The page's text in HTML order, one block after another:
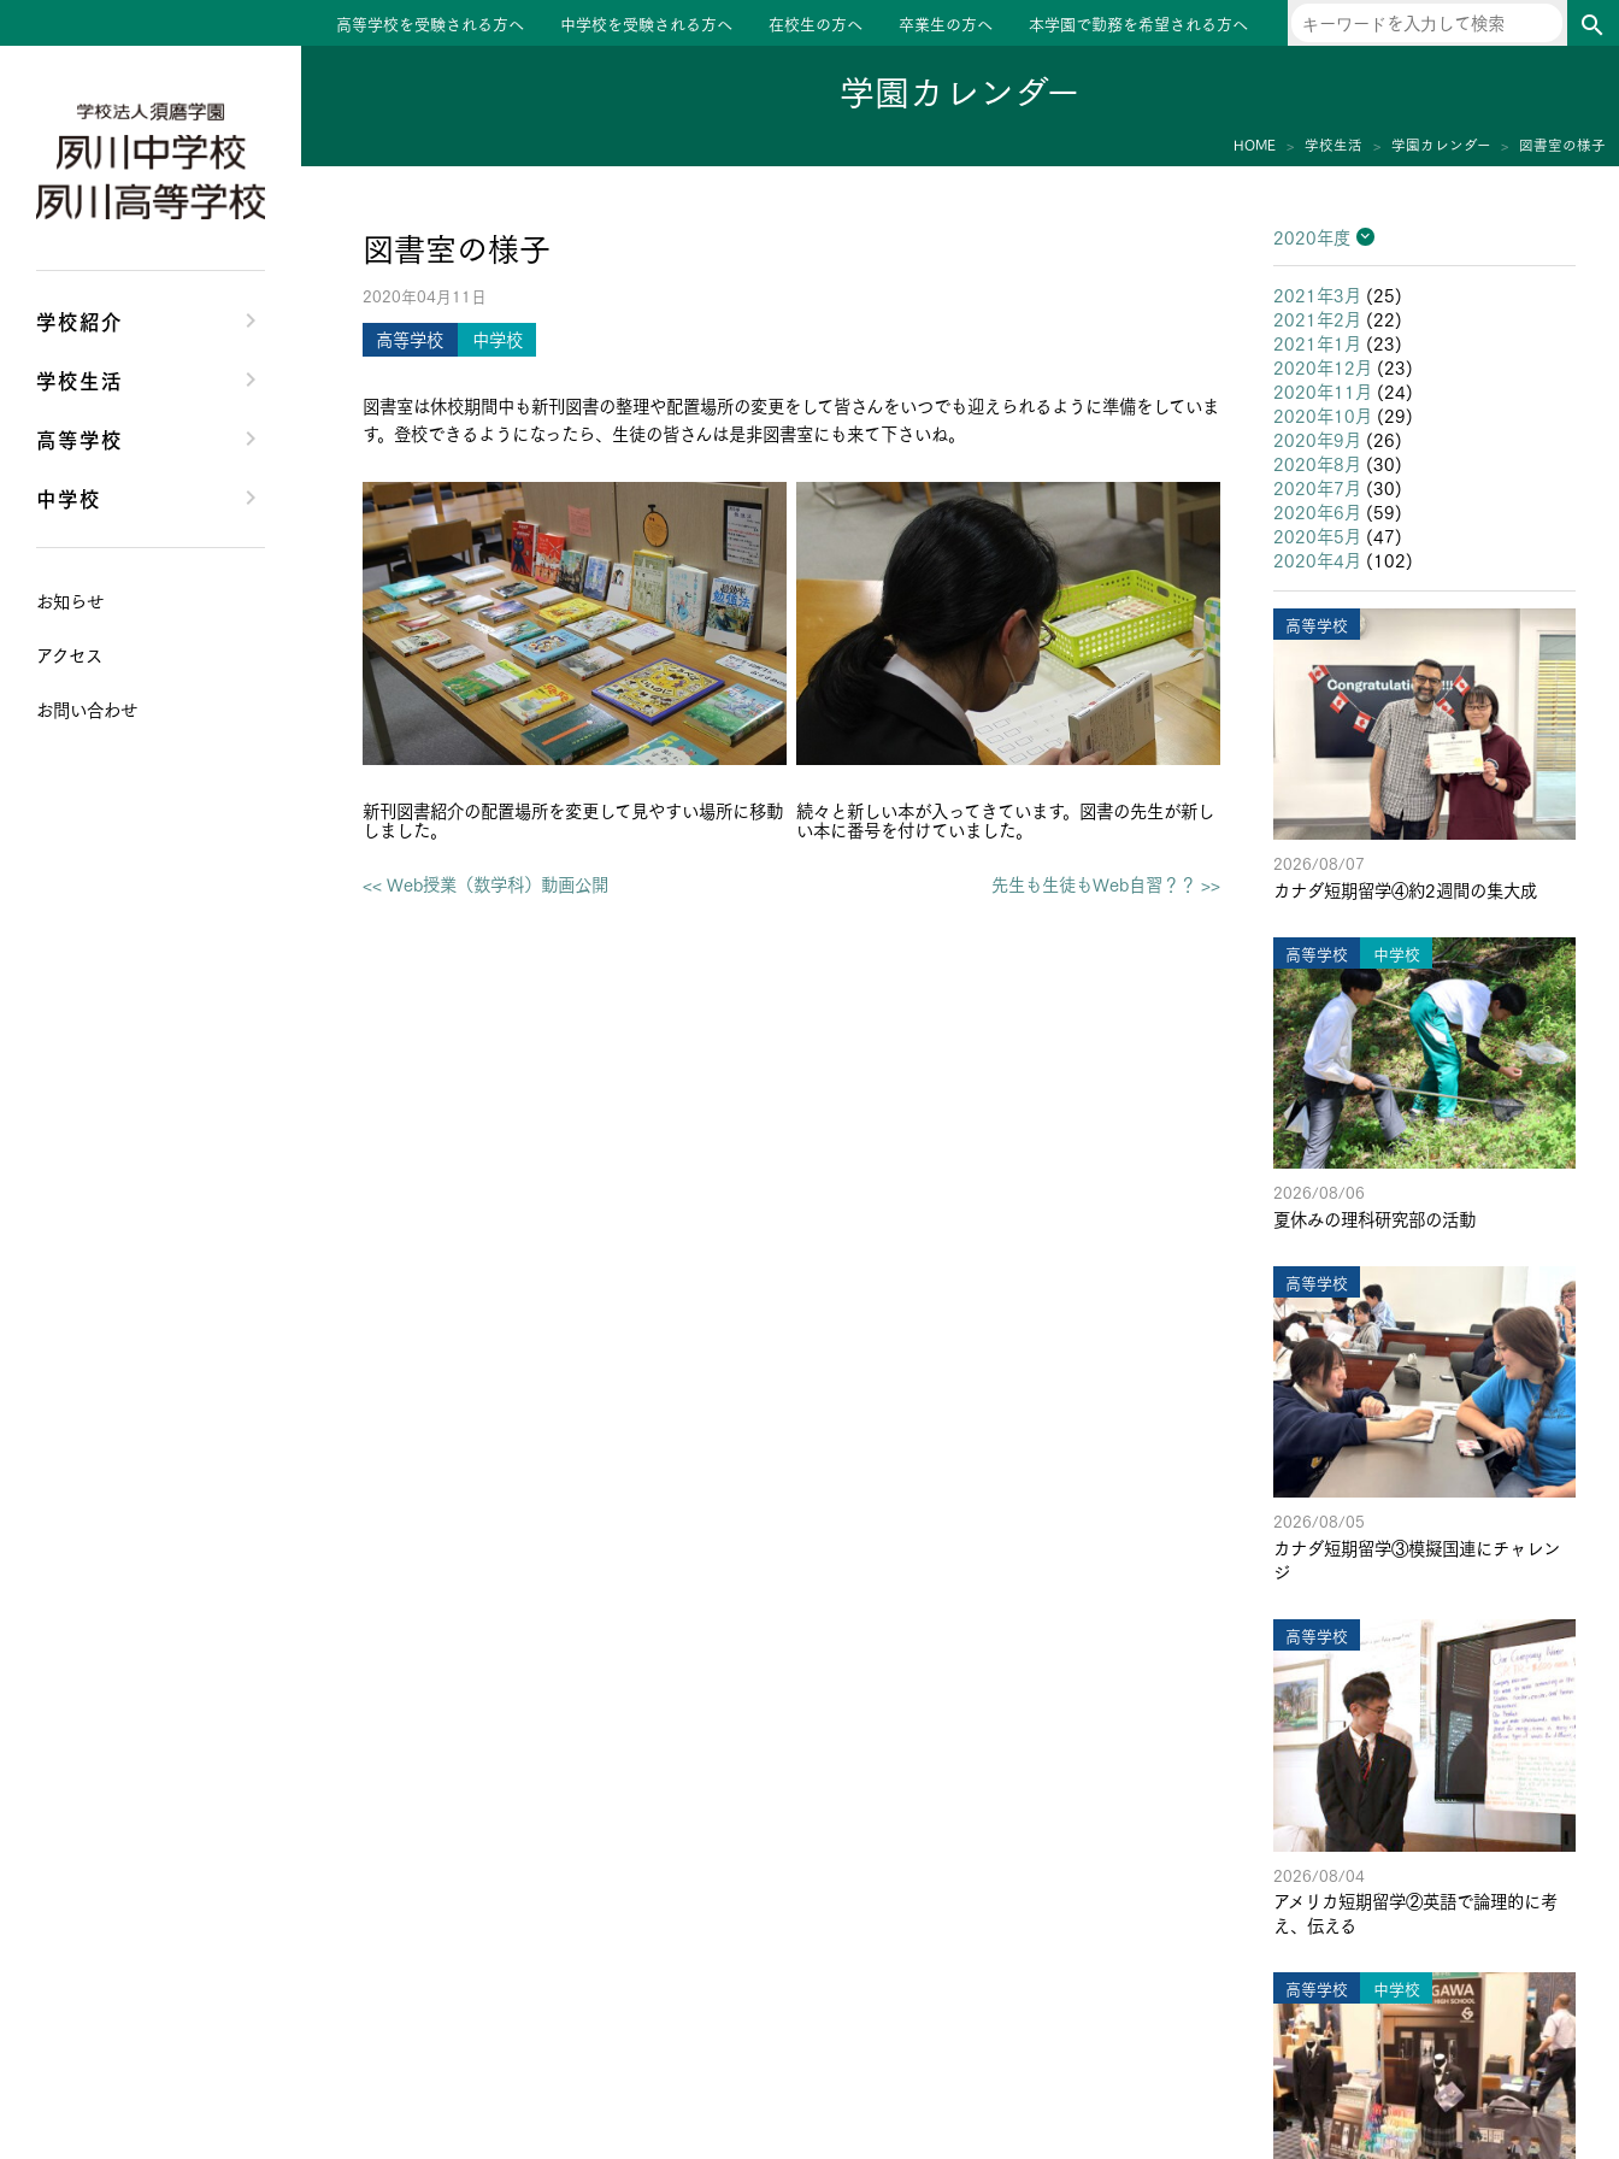
高等学校を受験される方へ 中学校を受験される方へ 在校生の方へ 卒業生の方へ 本学園で勤務を希望される方へ search
学園カレンダー
HOME 学校生活 学園カレンダー 図書室の様子
図書室の様子
2020年04月11日
高等学校 中学校
図書室は休校期間中も新刊図書の整理や配置場所の変更をして皆さんをいつでも迎えられるように準備をしていま
す。登校できるようになったら、生徒の皆さんは是非図書室にも来て下さいね。
新刊図書紹介の配置場所を変更して見やすい場所に移動
しました。
続々と新しい本が入ってきています。図書の先生が新し
い本に番号を付けていました。
<< Web授業（数学科）動画公開
先生も生徒もWeb自習？？ >>
2020年度
2026年度
2025年度
2024年度
2023年度
2022年度
2021年度
2020年度
2019年度
2018年度
2017年度
2016年度
2015年度
2014年度
2013年度
2021年3月 (25)
2021年2月 (22)
2021年1月 (23)
2020年12月 (23)
2020年11月 (24)
2020年10月 (29)
2020年9月 (26)
2020年8月 (30)
2020年7月 (30)
2020年6月 (59)
2020年5月 (47)
2020年4月 (102)
高等学校
2026/08/07
カナダ短期留学④約2週間の集大成
高等学校 中学校
2026/08/06
夏休みの理科研究部の活動
高等学校
2026/08/05
カナダ短期留学③模擬国連にチャレン
ジ
高等学校
2026/08/04
アメリカ短期留学②英語で論理的に考
え、伝える
高等学校 中学校
学校紹介
学校生活
高等学校
中学校
お知らせ
アクセス
お問い合わせ
安心して任せられる学校
沿革
大学合格実績
夙川ブログ
制服紹介
高校の教育方針／特色
特進コース／進学コース
先輩たちの声・生徒たちの声
中学校の教育方針／特色
Aコース／Bコース
先輩たちの声・生徒たちの声